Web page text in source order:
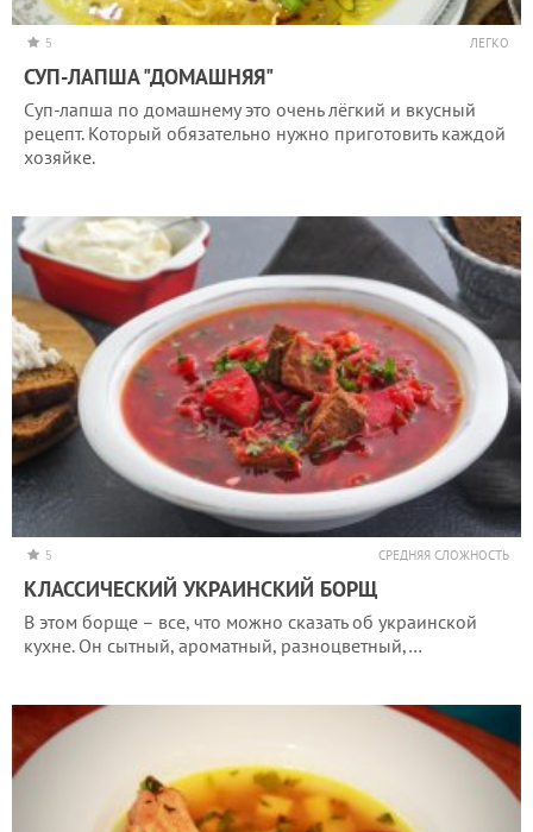
5 ЛЕГКО
СУП-ЛАПША "ДОМАШНЯЯ"
Суп-лапша по домашнему это очень лёгкий и вкусный
рецепт. Который обязательно нужно приготовить каждой
хозяйке.
5 СРЕДНЯЯ СЛОЖНОСТЬ
КЛАССИЧЕСКИЙ УКРАИНСКИЙ БОРЩ
В этом борще – все, что можно сказать об украинской
кухне. Он сытный, ароматный, разноцветный,…